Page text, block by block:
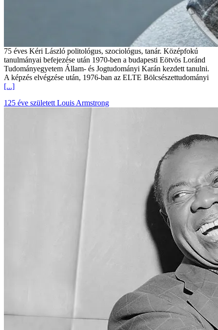
75 éves Kéri László politológus, szociológus, tanár. Középfokú
tanulmányai befejezése után 1970-ben a budapesti Eötvös Loránd
Tudományegyetem Állam- és Jogtudományi Karán kezdett tanulni.
A képzés elvégzése után, 1976-ban az ELTE Bölcsészettudományi
[...]
125 éve született Louis Armstrong